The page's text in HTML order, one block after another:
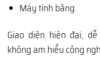
Máy tính bảng.
Giao diện hiện đại,
không am hiểu công